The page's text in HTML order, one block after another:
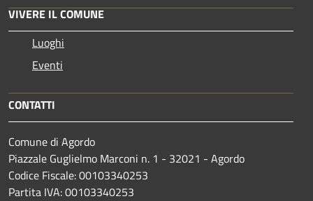
VIVERE IL COMUNE
Luoghi
Eventi
CONTATTI
Comune di Agordo
Piazzale Guglielmo Marconi n. 1 - 32021 - Agordo
Codice Fiscale: 00103340253
Partita IVA: 00103340253